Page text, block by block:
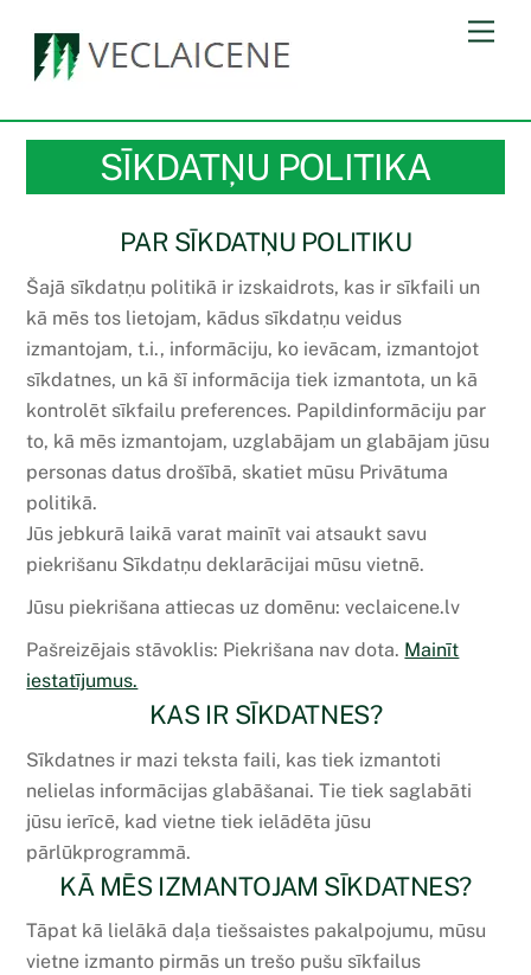
content
SĪKDATŅU POLITIKA
PAR SĪKDATŅU POLITIKU
Šajā sīkdatņu politikā ir izskaidrots, kas ir sīkfaili un
kā mēs tos lietojam, kādus sīkdatņu veidus
izmantojam, t.i., informāciju, ko ievācam, izmantojot
sīkdatnes, un kā šī informācija tiek izmantota, un kā
kontrolēt sīkfailu preferences. Papildinformāciju par
to, kā mēs izmantojam, uzglabājam un glabājam jūsu
personas datus drošībā, skatiet mūsu Privātuma
politikā.
Jūs jebkurā laikā varat mainīt vai atsaukt savu
piekrišanu Sīkdatņu deklarācijai mūsu vietnē.
Jūsu piekrišana attiecas uz domēnu: veclaicene.lv
Pašreizējais stāvoklis: Piekrišana nav dota. Mainīt
iestatījumus.
KAS IR SĪKDATNES?
Sīkdatnes ir mazi teksta faili, kas tiek izmantoti
nelielas informācijas glabāšanai. Tie tiek saglabāti
jūsu ierīcē, kad vietne tiek ielādēta jūsu
pārlūkprogrammā.
KĀ MĒS IZMANTOJAM SĪKDATNES?
Tāpat kā lielākā daļa tiešsaistes pakalpojumu, mūsu
vietne izmanto pirmās un trešo pušu sīkfailus